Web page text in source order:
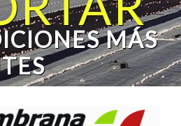
MÁS